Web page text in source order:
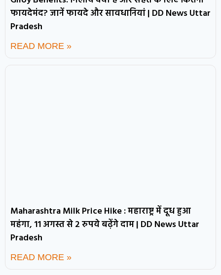
फायदेमंद? जानें फायदे और सावधानियां | DD News Uttar
Pradesh
READ MORE »
Maharashtra Milk Price Hike : महाराष्ट्र में दूध हुआ
महंगा, 11 अगस्त से 2 रुपये बढ़ेंगे दाम | DD News Uttar
Pradesh
READ MORE »